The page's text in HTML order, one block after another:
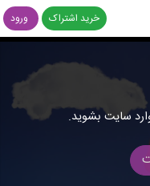
خرید اشتراک ورود
سایت بشوید.